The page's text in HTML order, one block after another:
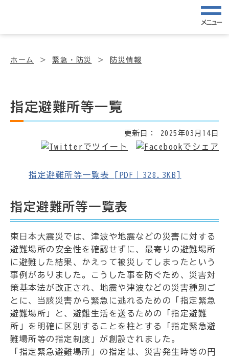
メニュー
ホーム 緊急・防災 防災情報
指定避難所等一覧
更新日： 2025年03月14日
指定避難所等一覧表 [PDF｜328.3KB]
指定避難所等一覧表
東日本大震災では、津波や地震などの災害に対する
避難場所の安全性を確認せずに、最寄りの避難場所
に避難した結果、かえって被災してしまったという
事例がありました。こうした事を防ぐため、災害対
策基本法が改正され、地震や津波などの災害種別ご
とに、当該災害から緊急に逃れるための「指定緊急
避難場所」と、避難生活を送るための「指定避難
所」を明確に区別することを柱とする「指定緊急避
難場所等の指定制度」が創設されました。
「指定緊急避難場所」の指定は、災害発生時等の円